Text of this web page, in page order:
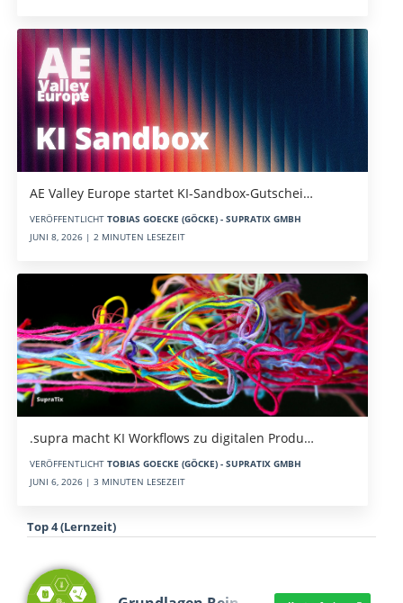
AE Valley Europe startet KI-Sandbox-Gutschei…
VERÖFFENTLICHT TOBIAS GOECKE (GÖCKE) - SUPRATIX GMBH
JUNI 8, 2026 | 2 MINUTEN LESEZEIT
.supra macht KI Workflows zu digitalen Produ…
VERÖFFENTLICHT TOBIAS GOECKE (GÖCKE) - SUPRATIX GMBH
JUNI 6, 2026 | 3 MINUTEN LESEZEIT
Top 4 (Lernzeit)